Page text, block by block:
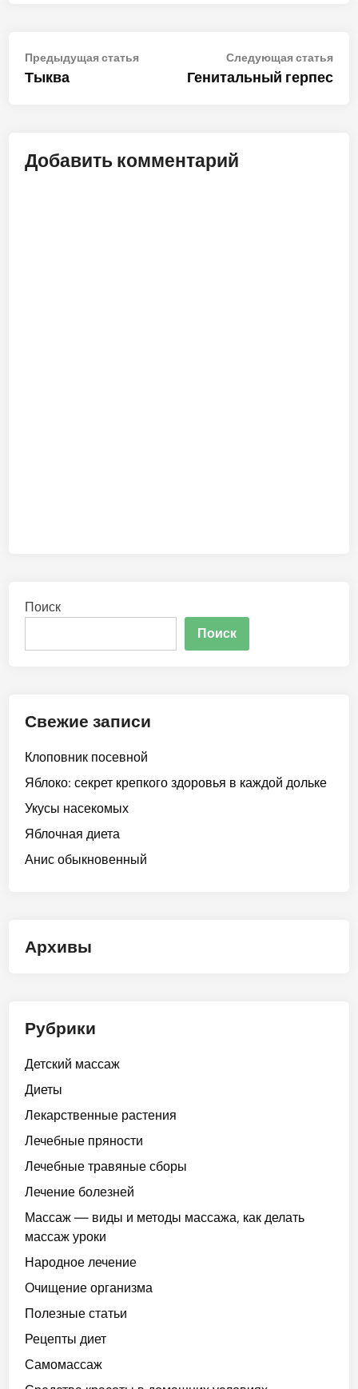
Навигация
по
Предыдущая статьяПредыдущая
Тыква
Следующая статья
Генитальный герпес
Добавить комментарий
Поиск
Поиск
Свежие записи
Клоповник посевной
Яблоко: секрет крепкого здоровья в каждой дольке
Укусы насекомых
Яблочная диета
Анис обыкновенный
Архивы
Рубрики
Детский массаж
Диеты
Лекарственные растения
Лечебные пряности
Лечебные травяные сборы
Лечение болезней
Массаж — виды и методы массажа, как делать
массаж уроки
Народное лечение
Очищение организма
Полезные статьи
Рецепты диет
Самомассаж